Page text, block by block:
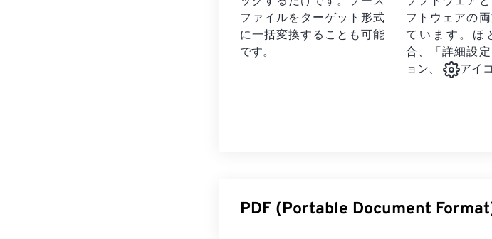
ファイルを ターゲット形式
に一括変換することも可能
です。
フトウェアの
ています。ほ
合、「詳細設
ョン、
アイ
PDF (Portable Document